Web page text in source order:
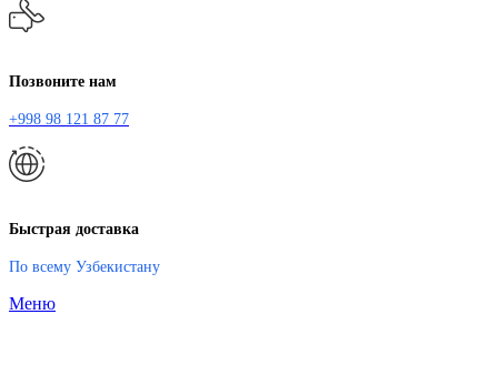
Позвоните нам
+998 98 121 87 77
Быстрая доставка
По всему Узбекистану
Меню